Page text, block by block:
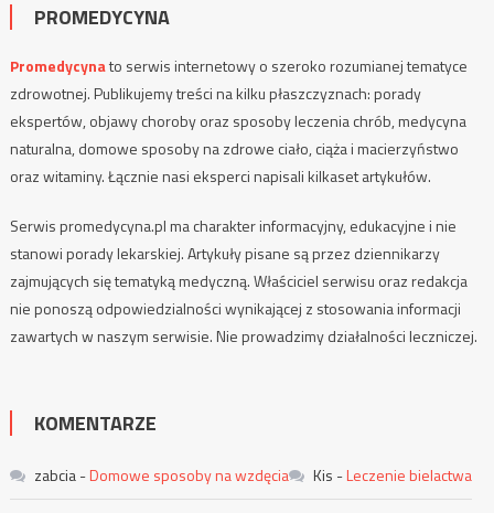
PROMEDYCYNA
Promedycynato serwis internetowy o szeroko rozumianej tematyce
zdrowotnej. Publikujemy treści na kilku płaszczyznach: porady
ekspertów, objawy choroby oraz sposoby leczenia chrób, medycyna
naturalna, domowe sposoby na zdrowe ciało, ciąża i macierzyństwo
oraz witaminy. Łącznie nasi eksperci napisali kilkaset artykułów.
Serwis promedycyna.pl ma charakter informacyjny, edukacyjne i nie
stanowi porady lekarskiej. Artykuły pisane są przez dziennikarzy
zajmujących się tematyką medyczną. Właściciel serwisu oraz redakcja
nie ponoszą odpowiedzialności wynikającej z stosowania informacji
zawartych w naszym serwisie. Nie prowadzimy działalności leczniczej.
KOMENTARZE
zabcia-Domowe sposoby na wzdęcia Kis -Leczenie bielactwa